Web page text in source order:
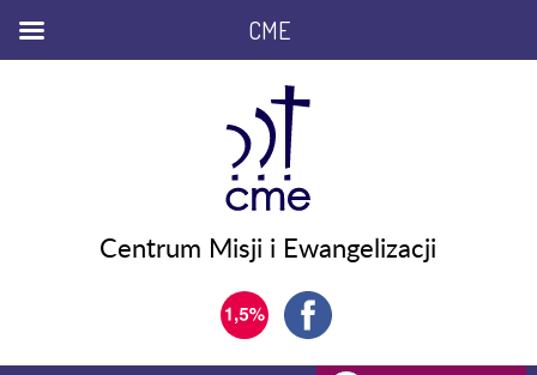
Centrum Misji i Ewangelizacji
CME